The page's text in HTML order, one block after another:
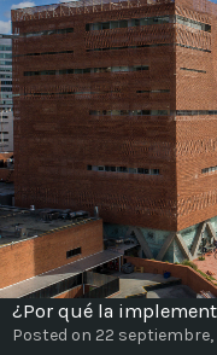
¿Por qué la
Posted on 22